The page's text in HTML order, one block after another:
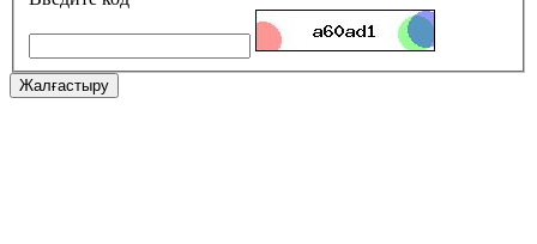
Жалғастыру